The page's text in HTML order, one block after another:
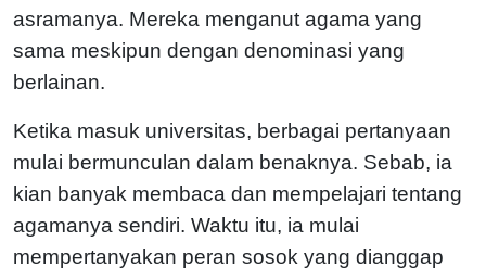
asramanya. Mereka menganut agama yang
sama meskipun dengan denominasi yang
berlainan.
Ketika masuk universitas, berbagai pertanyaan
mulai bermunculan dalam benaknya. Sebab, ia
kian banyak membaca dan mempelajari tentang
agamanya sendiri. Waktu itu, ia mulai
mempertanyakan peran sosok yang dianggap